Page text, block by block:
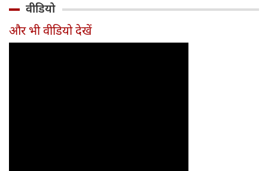
डरावना चैप्टर लेकर
लौट रही हॉरर
फ्रैंचाइजी
सुपरहीरोज़ से तुलना,
कही यह बात
शादी की खबर,
वीडियो
और भी वीडियो देखें